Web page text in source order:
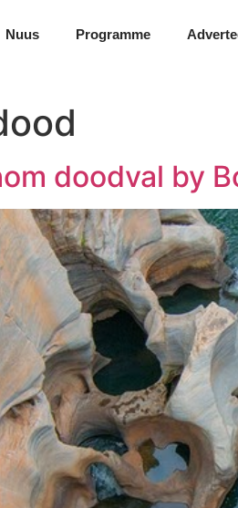
Nuus Programme
doodval by